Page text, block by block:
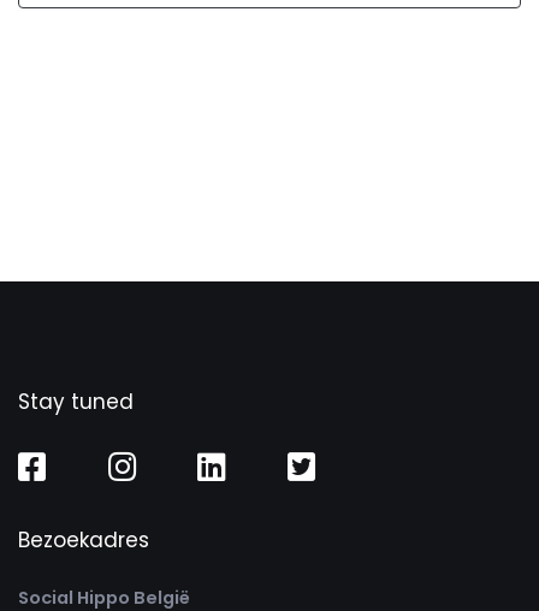
Stay tuned
Bezoekadres
Social Hippo België